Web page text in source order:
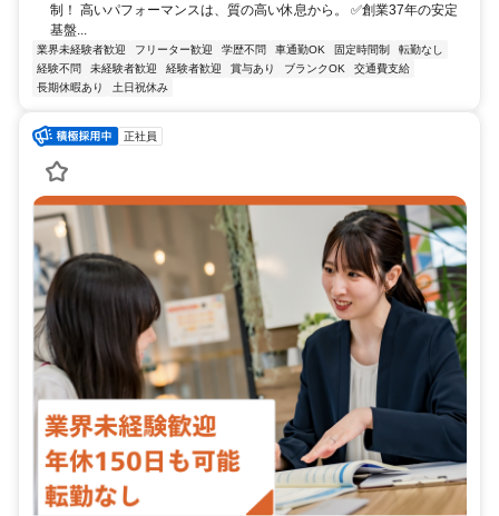
制！ 高いパフォーマンスは、質の高い休息から。 ✅創業37年の安定
基盤...
業界未経験者歓迎 フリーター歓迎 学歴不問 車通勤OK 固定時間制
転勤なし
経験不問
未経験者歓迎 経験者歓迎 賞与あり ブランクOK
交通費支給
長期休暇あり
土日祝休み
正社員